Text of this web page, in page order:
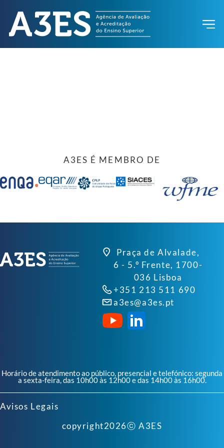
A3ES É MEMBRO DE
Praça de Alvalade,
6 - 5.º Frente, 1700-
036 Lisboa
+351 213 511 690
a3es@a3es.pt
Horário de atendimento ao público, presencial e telefónico: segunda
a sexta-feira, das 10h00 às 12h00 e das 14h00 às 16h00.
Avisos Legais
copyright2026ⓒ A3ES